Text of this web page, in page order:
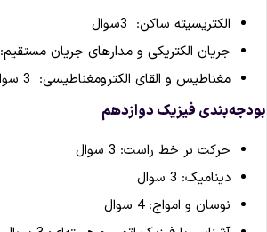
الکتریسیته ساکن: 3سوال
جریان الکتریکی و مدارهای جریان مستقیم: 3 سوال
مغناطیس و القای الکترومغناطیسی: 3 سوال
فیزیک دوازدهم
حرکت بر خط راست: 3 سوال
دینامیک: 3 سوال
نوسان و امواج: 4 سوال